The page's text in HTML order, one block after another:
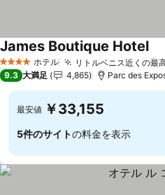
4 ホテルのランク
ホテル リトルベニス近くの最
James Boutique Hotel
9.3 大満足 4,865 Parc des
最安値 ￥33,155
5件のサイトの料金を表示